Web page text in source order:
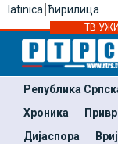
latinica ћирилица
ТВ
Република
Хроника
Дијаспора